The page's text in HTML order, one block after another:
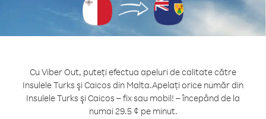
Cu Viber Out, puteți efectua apeluri de calitate către
Insulele Turks şi Caicos din Malta.Apelați orice număr din
Insulele Turks şi Caicos – fix sau mobil! – începând de la
numai 29.5 ¢ pe minut.